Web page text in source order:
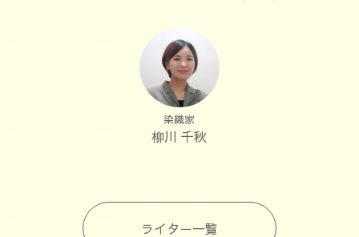
染織家
柳川 千秋
ライター一覧